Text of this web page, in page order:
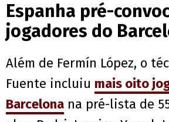
Espanha pré-
jogadores do
Além de Fermín López, o
Fuente incluiu mais oito
Barcelona na pré-lista de